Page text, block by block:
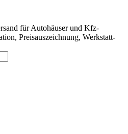
für Autohäuser und Kfz-
Preisauszeichnung, Werkstatt-